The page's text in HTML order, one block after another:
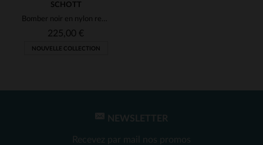
SCHOTT
Bomber noir en nylon recyclé homme
225,00 €
NOUVELLE COLLECTION
NEWSLETTER
Recevez par mail nos promos